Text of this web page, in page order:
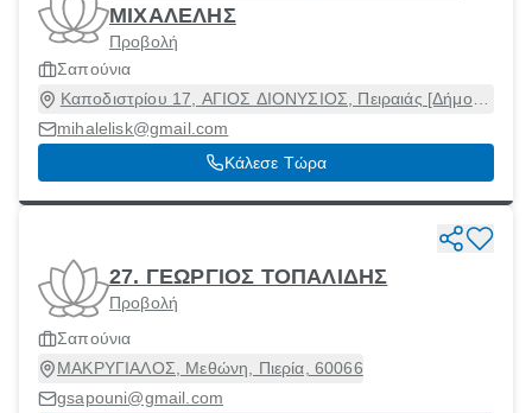
ΜΙΧΑΛΕΛΗΣ
Προβολή
Σαπούνια
Καποδιστρίου 17, ΑΓΙΟΣ ΔΙΟΝΥΣΙΟΣ, Πειραιάς [Δήμος],
Αττική, 18531
mihalelisk@gmail.com
Κάλεσε Τώρα
27. ΓΕΩΡΓΙΟΣ ΤΟΠΑΛΙΔΗΣ
Προβολή
Σαπούνια
ΜΑΚΡΥΓΙΑΛΟΣ, Μεθώνη, Πιερία, 60066
gsapouni@gmail.com